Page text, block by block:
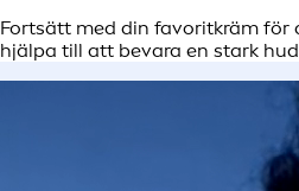
Fortsätt med din favoritkräm för
hjälpa till att bevara en stark